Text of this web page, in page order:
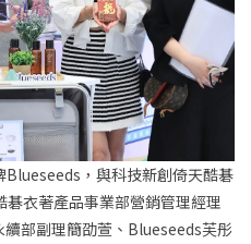
Blueseeds，與科技新創倚天酷碁
衣著產品事業部營銷管理經理
部副理簡劭萱、Blueseeds芙彤